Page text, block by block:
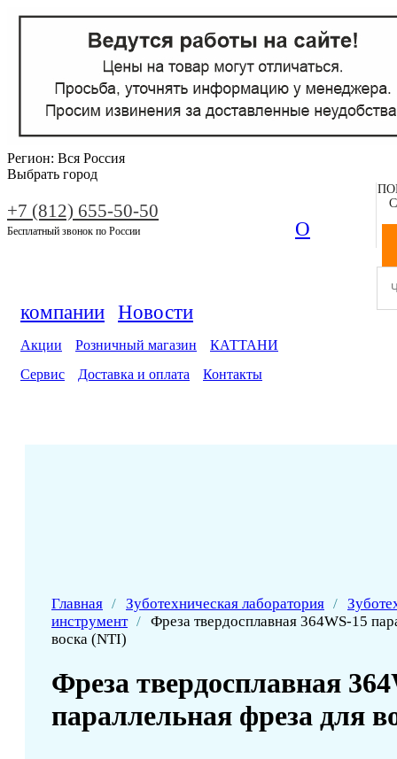
Регион: Вся Россия
Выбрать город
+7 (812) 655-50-50
Бесплатный звонок по России О
компании Новости
Акции Розничный магазин
КАТТАНИ
Сервис
Доставка и оплата Контакты
Главная / Зуботехническая лаборатория /
инструмент / Фреза твердосплавная 364WS-15
воска (NTI)
Фреза твердосплавная
параллельная фреза для